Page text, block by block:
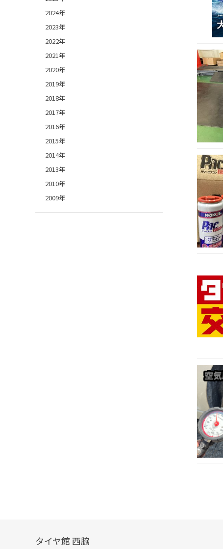
2024年
2023年
2022年
2021年
2020年
2019年
2018年
2017年
2016年
2015年
2014年
2013年
2010年
2009年
タイヤ館 西脇